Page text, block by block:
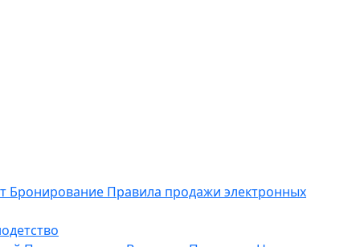
Бронирование Правила продажи электронных